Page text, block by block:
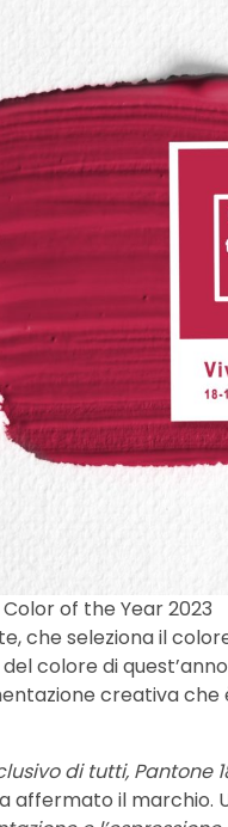
of the Year 2023
che seleziona il
colore di
creativa
di tutti,
affermato il marchio.